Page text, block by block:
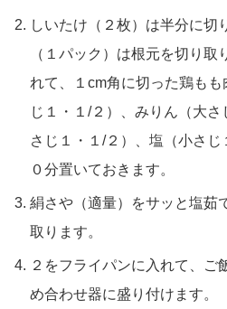
しいたけ（２枚）は半分に切
（１パック）は根元を切り取
れて、１cm角に切った鶏も
じ１・１/２）、みりん（大
さじ１・１/２）、塩（小さじ
０分置いておきます。
絹さや（適量）をサッと塩茹
取ります。
２をフライパンに入れて、ご
め合わせ器に盛り付けます。